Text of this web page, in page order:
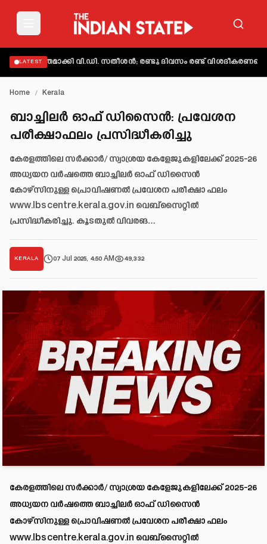
LATEST
വ്യക്തമാക്കി വി.ഡി. സതീശൻ; രണ്ടു ദിവസം രണ്ട് വിശദീകരണമെന്ന്
Home / Kerala
ബാച്ചിലർ ഓഫ് ഡിസൈൻ: പ്രവേശന
പരീക്ഷാഫലം പ്രസിദ്ധീകരിച്ചു
കേരളത്തിലെ സർക്കാർ/ സ്വാശ്രയ കേളേജുകളിലേക്ക് 2025-26
അധ്യയന വർഷത്തെ ബാച്ചിലർ ഓഫ് ഡിസൈൻ
കോഴ്സിനുള്ള പ്രൊവിഷണൽ പ്രവേശന പരീക്ഷാ ഫലം
www.lbscentre.kerala.gov.in വെബ്സൈറ്റിൽ
പ്രസിദ്ധീകരിച്ചു. കൂടതുൽ വിവരങ…
KERALA 07 Jul 2025, 4:50 AM 49,332
കേരളത്തിലെ സർക്കാർ/ സ്വാശ്രയ കേളേജുകളിലേക്ക് 2025-26
അധ്യയന വർഷത്തെ ബാച്ചിലർ ഓഫ് ഡിസൈൻ
കോഴ്സിനുള്ള പ്രൊവിഷണൽ പ്രവേശന പരീക്ഷാ ഫലം
www.lbscentre.kerala.gov.in വെബ്സൈറ്റിൽ